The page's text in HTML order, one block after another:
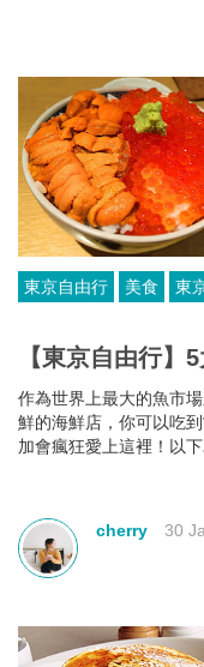
東京自由行 美食 東
【東京自由行】
作為世界上最大的魚市
鮮的海鮮店，你可以吃
加會瘋狂愛上這裡！以
cherry 30